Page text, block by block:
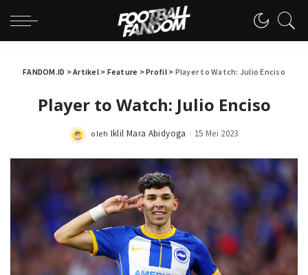
FANDOM.ID >Artikel> Feature >Profil> Player to Watch: Julio Enciso
Player to Watch: Julio Enciso
Posted
oleh Iklil Mara Abidyoga 15 Mei 2023